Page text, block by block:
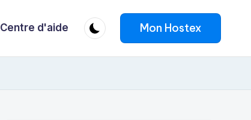
Centre d'aide Mon Hostex